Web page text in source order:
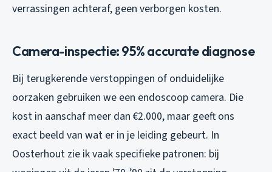
verrassingen achteraf, geen verborgen kosten.
Camera-inspectie: 95% accurate diagnose
Bij terugkerende verstoppingen of onduidelijke
oorzaken gebruiken we een endoscoop camera. Die
kost in aanschaf meer dan €2.000, maar geeft ons
exact beeld van wat er in je leiding gebeurt. In
Oosterhout zie ik vaak specifieke patronen: bij